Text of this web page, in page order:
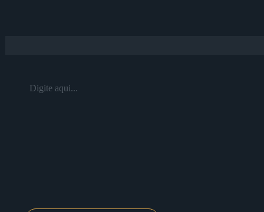
aqui...